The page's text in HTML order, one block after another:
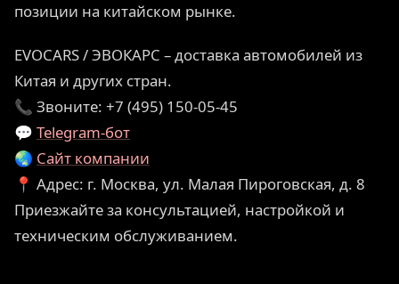
позиции на китайском рынке.
EVOCARS / ЭВОКАРС – доставка автомобилей из
Китая и других стран.
📞 Звоните: +7 (495) 150-05-45
💬 Telegram-бот
🌏 Сайт компании
📍 Адрес: г. Москва, ул. Малая Пироговская, д. 8
Приезжайте за консультацией, настройкой и
техническим обслуживанием.